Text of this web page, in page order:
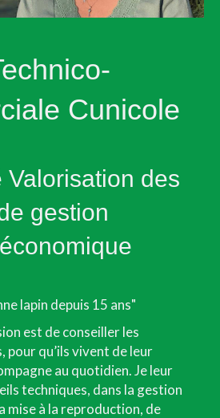
Cunicole
Valorisation des
gestion
lapin depuis 15 ans"
est de conseiller les
pour qu’ils vivent de leur
au quotidien. Je leur
techniques, dans la gestion
mise à la reproduction, de